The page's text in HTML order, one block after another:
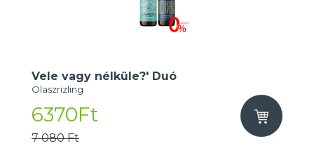
Vele vagy nélküle?' Duó
Olaszrizling
6370Ft
7 080 Ft